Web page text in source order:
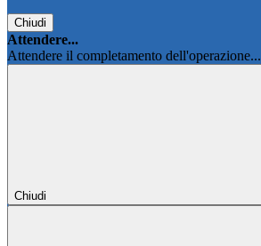
Chiudi
Attendere...
Attendere il completamento dell'operazione...
Chiudi